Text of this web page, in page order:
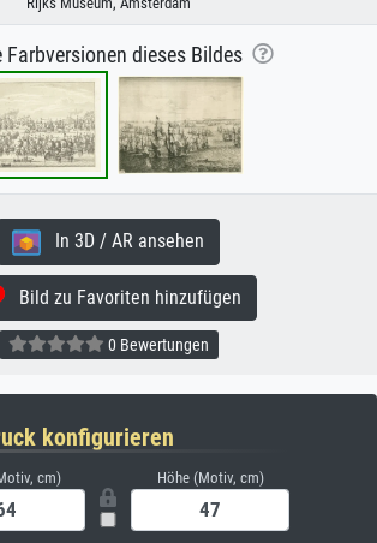
Farbversionen dieses Bildes
In 3D / AR ansehen
Bild zu Favoriten hinzufügen
0 Bewertungen
konfigurieren
cm) Höhe (Motiv, cm)